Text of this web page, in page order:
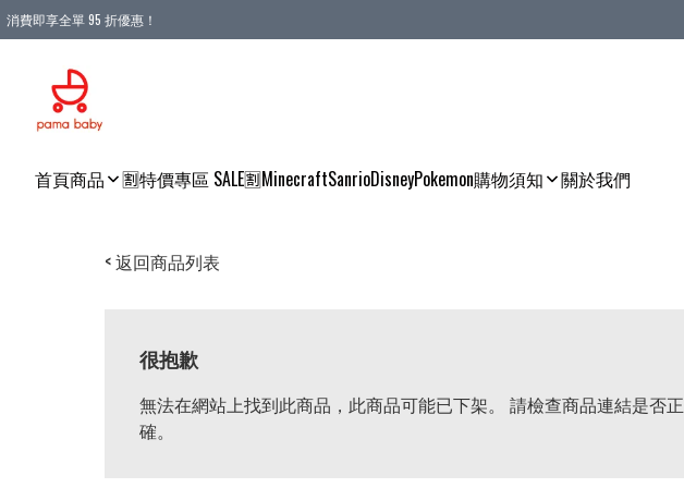
消費即享全單 95 折優惠！
首頁商品 🈹特價專區 SALE🈹MinecraftSanrioDisneyPokemon購物須知 關於我們
< 返回商品列表
很抱歉
無法在網站上找到此商品，此商品可能已下架。 請檢查商品連結是否正
確。